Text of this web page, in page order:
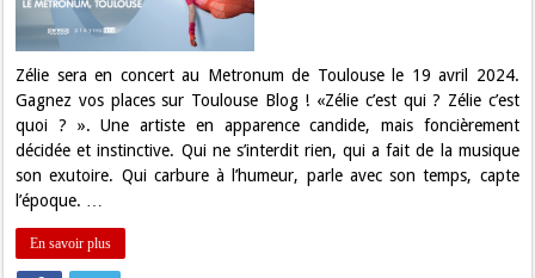
à
Toulouse
!
Zélie sera en concert au Metronum de Toulouse le 19 avril 2024.
Gagnez vos places sur Toulouse Blog ! «Zélie c’est qui ? Zélie c’est
quoi ? ». Une artiste en apparence candide, mais foncièrement
décidée et instinctive. Qui ne s’interdit rien, qui a fait de la musique
son exutoire. Qui carbure à l’humeur, parle avec son temps, capte
l’époque. …
En savoir plus